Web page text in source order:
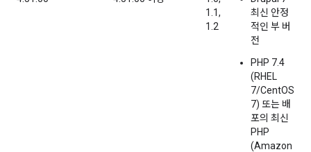
1.1,
1.2
최신 안정
적인 부 버
전
PHP 7.4
(RHEL
7/CentOS
7) 또는 배
포의 최신
PHP
(Amazon